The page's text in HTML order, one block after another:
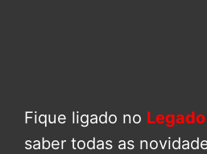
Fique ligado no
saber todas as